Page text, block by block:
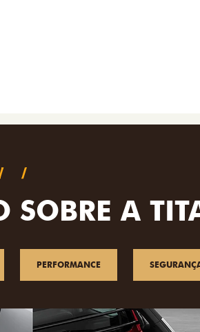
SOBRE A
PERFORMANCE